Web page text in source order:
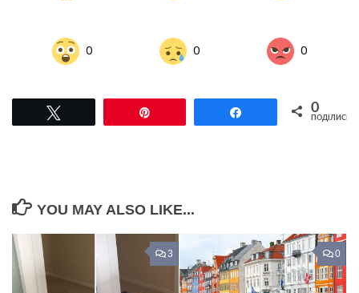
0 0 0
Поділитися0
ПОДІЛИСЬ
YOU MAY ALSO LIKE...
3 0